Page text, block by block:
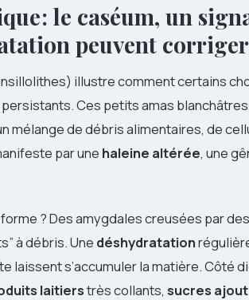
: le caséum, un
peuvent corriger
illustre comment certains
Ces petits amas
mélange de débris alimentaires, de
par une haleine altérée, une
? Des amygdales creusées par
à débris. Une déshydratation
laissent s’accumuler la matière. Côté
laitierstrès collants, sucres